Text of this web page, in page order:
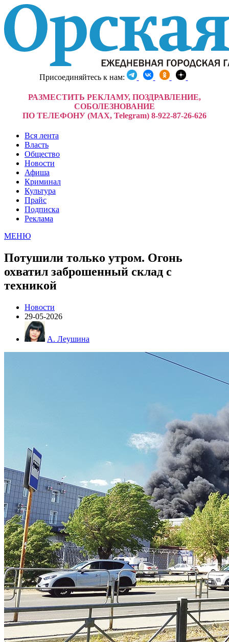
Присоединяйтесь к нам:
РАЗМЕСТИТЬ РЕКЛАМУ, ПОЗДРАВЛЕНИЕ,
СОБОЛЕЗНОВАНИЕ
ПО ТЕЛЕФОНУ (MAX, Telegram) 8-922-87-26-626
Вся лента
Власть
Общество
Новости
Афиша
Криминал
Культура
Прайс
Подписка
Реклама
МЕНЮ
Потушили только утром. Огонь
охватил заброшенный склад с
техникой
Новости
29-05-2026
А. Леушина